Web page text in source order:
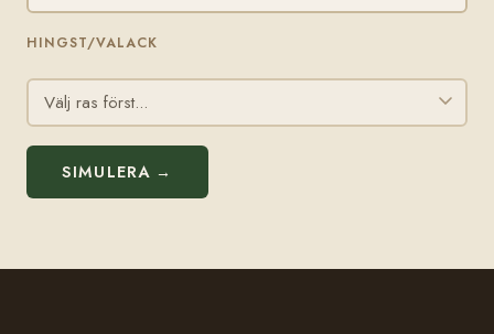
HINGST/VALACK
SIMULERA →